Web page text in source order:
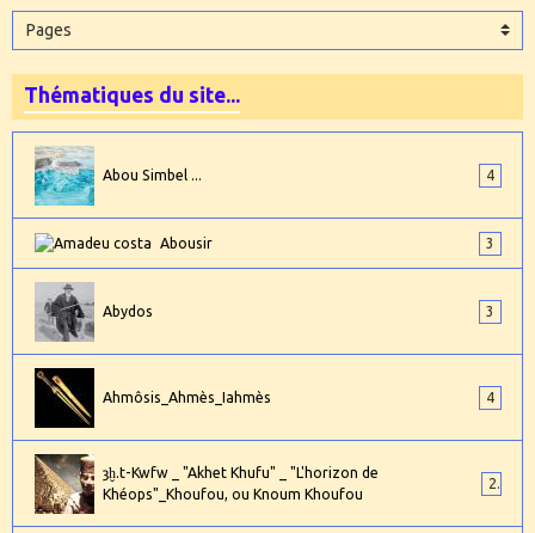
Thématiques du site...
Abou Simbel ... 4
Abousir 3
Abydos 3
Ahmôsis_Ahmès_Iahmès 4
ȝḫ.t-Kwfw _ "Akhet Khufu" _ "L'horizon de
Khéops"_Khoufou, ou Knoum Khoufou
2